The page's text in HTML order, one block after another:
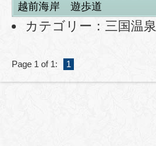
越前海岸 遊歩道
カテゴリー： 三国温泉
Page 1 of 1: 1